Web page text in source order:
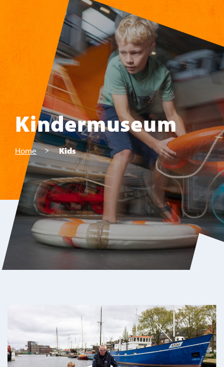
Skip to main content
Kindermuseum
Home Kids